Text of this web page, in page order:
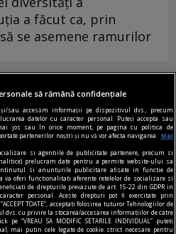
a făcut ca, prin
se asemene ramurilor
să rămână confidențiale
și/sau accesăm informații pe dispozitivul dvs., precum
datelor cu caracter personal. Puteți accepta sau
jos sau în orice moment, pe pagina cu politica de
partenerilor noștri și nu vă vor afecta navigarea.
Mai
si agentiile de publicitate partenere, precum si
prelucram date pentru a permite website-ului sa
si anunturile publicitare afisate in functie de
oferi functionalitati aferente retelelor de socializare si
de drepturile prevazute de art. 15-22 din GDPR in
personal. Aceste drepturi pot fi exercitate prin
TOATE”, acceptati folosirea tuturor Tehnologiilor de
dvs. cu privire la stocarea/accesarea informatiilor de catre
“VREAU SA MODIFIC SETARILE INDIVIDUAL” puteti
mai putin cele legate de cookie strict necesare pentru